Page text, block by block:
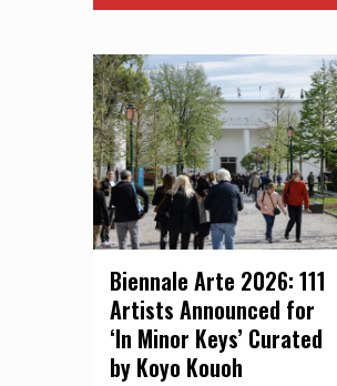
Biennale Arte 2026: 111
Artists Announced for
‘In Minor Keys’ Curated
by Koyo Kouoh